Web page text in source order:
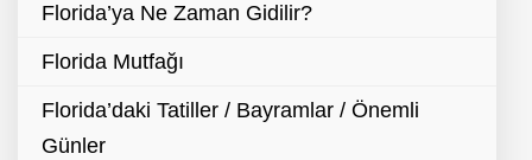
Florida’ya Ne Zaman Gidilir?
Florida Mutfağı
Florida’daki Tatiller / Bayramlar / Önemli
Günler